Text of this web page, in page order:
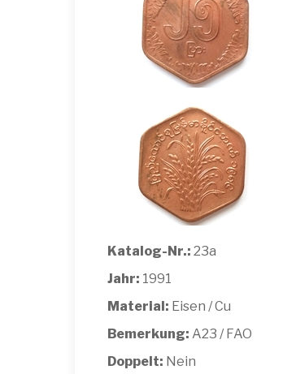
Katalog-Nr.: 23a
Jahr: 1991
Material: Eisen / Cu
Bemerkung: A23 / FAO
Doppelt: Nein